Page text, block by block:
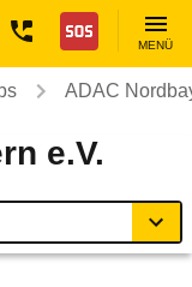
Nothilfe
MENÜ
ADAC
e.V.